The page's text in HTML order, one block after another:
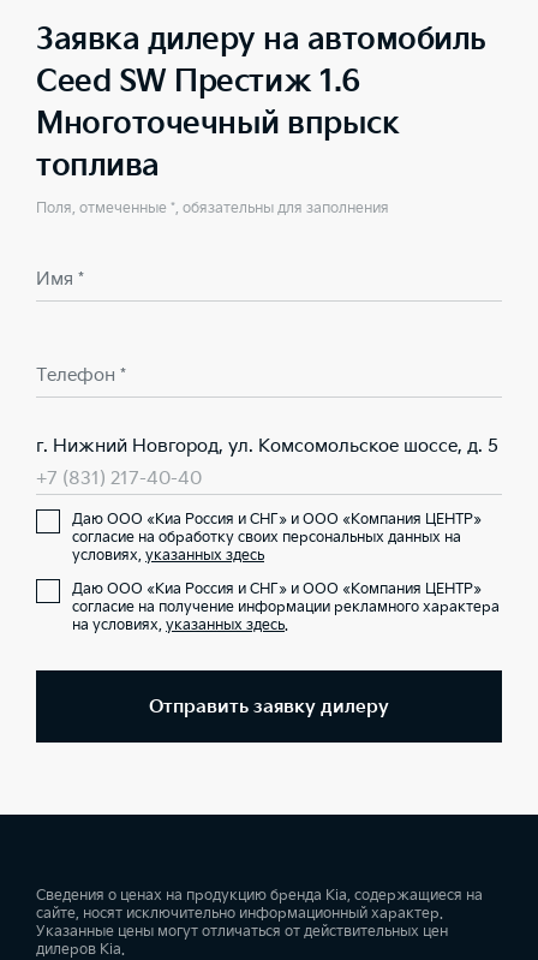
Заявка дилеру на автомобиль
Ceed SW Престиж 1.6
Многоточечный впрыск
топлива
Поля, отмеченные *, обязательны для заполнения
Имя *
Телефон *
г. Нижний Новгород, ул. Комсомольское шоссе, д. 5
+7 (831) 217-40-40
Даю ООО «Киа Россия и СНГ» и ООО «Компания ЦЕНТР»
согласие на обработку своих персональных данных на
условиях, указанных здесь
Даю ООО «Киа Россия и СНГ» и ООО «Компания ЦЕНТР»
согласие на получение информации рекламного характера
на условиях, указанных здесь.
Отправить заявку дилеру
Сведения о ценах на продукцию бренда Kia, содержащиеся на
сайте, носят исключительно информационный характер.
Указанные цены могут отличаться от действительных цен
дилеров Kia.